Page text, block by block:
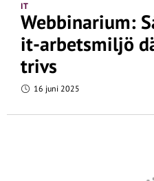
IT
Webbinarium:
it-arbetsmiljö
trivs
16 juni 2025